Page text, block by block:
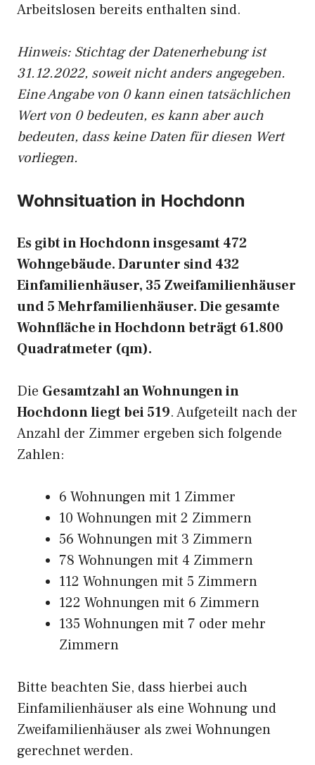
Arbeitslosen bereits enthalten sind.
Hinweis: Stichtag der Datenerhebung ist
31.12.2022, soweit nicht anders angegeben.
Eine Angabe von 0 kann einen tatsächlichen
Wert von 0 bedeuten, es kann aber auch
bedeuten, dass keine Daten für diesen Wert
vorliegen.
Wohnsituation in Hochdonn
Es gibt in Hochdonn insgesamt 472
Wohngebäude. Darunter sind 432
Einfamilienhäuser, 35 Zweifamilienhäuser
und 5 Mehrfamilienhäuser. Die gesamte
Wohnfläche in Hochdonn beträgt 61.800
Quadratmeter (qm).
Die Gesamtzahl an Wohnungen in
Hochdonn liegt bei 519. Aufgeteilt nach der
Anzahl der Zimmer ergeben sich folgende
Zahlen:
6 Wohnungen mit 1 Zimmer
10 Wohnungen mit 2 Zimmern
56 Wohnungen mit 3 Zimmern
78 Wohnungen mit 4 Zimmern
112 Wohnungen mit 5 Zimmern
122 Wohnungen mit 6 Zimmern
135 Wohnungen mit 7 oder mehr
Zimmern
Bitte beachten Sie, dass hierbei auch
Einfamilienhäuser als eine Wohnung und
Zweifamilienhäuser als zwei Wohnungen
gerechnet werden.